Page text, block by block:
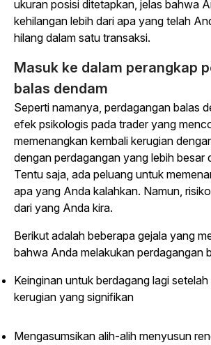
ukuran posisi ditetapkan, jelas bahwa
kehilangan lebih dari apa yang telah
hilang dalam satu transaksi.
Masuk ke dalam perangkap
balas dendam
Seperti namanya, perdagangan balas
efek psikologis pada trader yang
memenangkan kembali kerugian
dengan perdagangan yang lebih besar
Tentu saja, ada peluang untuk
apa yang Anda kalahkan. Namun,
dari yang Anda kira.
Berikut adalah beberapa gejala yang
bahwa Anda melakukan perdagangan
Keinginan untuk berdagang lagi
kerugian yang signifikan
Mengasumsikan alih-alih menyusun